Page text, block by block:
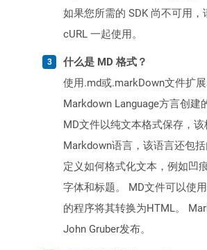
如果您所需的 SDK 尚不可用，
cURL 一起使用。
什么是 MD 格式？
使用.md或.markDown文件扩
Markdown Language方言创建
MD文件以纯文本格式保存，该
Markdown语言，该语言还包括
定义如何格式化文本，例如凹
字体和标题。 MD文件可以使
的程序将其转换为HTML。
John Gruber发布。